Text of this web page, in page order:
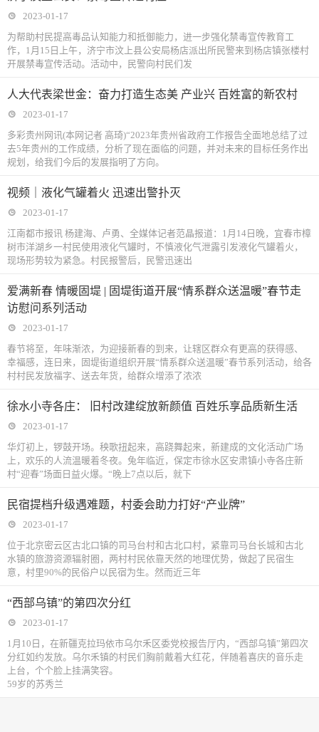
2023-01-17
为帮助村民提高毒品认知能力和抵御能力，进一步强化禁毒宣传教育工
作，1月15日上午，济宁市汶上县公安局杨店派出所民警来到杨店镇张楼村
开展禁毒宣传活动。活动中，民警向村民们发
人大代表梁世金：奋力打造生态美 产业兴 百姓富的新农村
2023-01-17
多彩贵州网讯(本网记者 高琦)“2023年贵州省政府工作报告全面地总结了过
去5年贵州的工作成绩，分析了现在面临的问题，并对未来的目标任务作出
规划，给我们今后的发展指明了方向。
视频｜液化气罐着火 迅速出警扑灭
2023-01-17
江南都市报讯 杨建海、卢勇、全媒体记者范晶报道：1月14日晚，宜春市樟
树市洋湖乡一村民使用液化气罐时，不慎液化气泄露引发液化气罐着火，
现场形势较为紧急。村民报警后，民警迅速出
爱满新春 情暖固堤 | 固堤街道开展“情系群众送温暖”春节走
访慰问系列活动
2023-01-17
春节将至，年味渐浓，为迎接新春的到来，让辖区群众有更高的获得感、
幸福感，连日来，固堤街道组织开展“情系群众送温暖”春节系列活动，给各
村村民发放福字、送去年货，给群众增添了浓浓
徐水小寺各庄： 旧村改建绽放新颜值 百姓乐享品质新生活
2023-01-17
华灯初上，锣鼓开场。秧歌扭起来，高跷舞起来，新建成的文化活动广场
上，欢乐的人流温暖着冬夜。兔年临近，保定市徐水区安肃镇小寺各庄新
村“迎春”场面日益火爆。“晚上7点以后，就下
民宿提档升级遇难题，村委会助力打好“产业牌”
2023-01-17
位于北京密云区古北口镇的司马台村和古北口村，紧靠司马台长城和古北
水镇的旅游资源辐射圈，两村村民依靠天然的地理优势，做起了民宿生
意，村里90%的民俗户以民宿为生。然而近三年
“西部乌镇”的第四次分红
2023-01-17
1月10日，在新疆克拉玛依市乌尔禾区委党校报告厅内，“西部乌镇”第四次
分红如约发放。乌尔禾镇的村民们胸前戴着大红花，伴随着喜庆的音乐走
上台，个个脸上挂满笑容。
59岁的苏秀兰